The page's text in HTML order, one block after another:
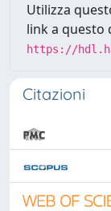
Utilizza
link a questo
https://
Citazioni